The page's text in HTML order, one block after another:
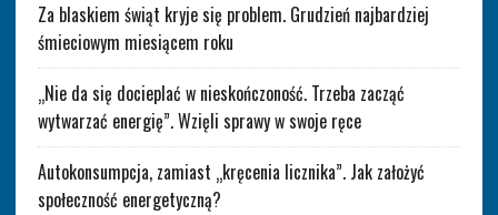
Za blaskiem świąt kryje się problem. Grudzień najbardziej
śmieciowym miesiącem roku
„Nie da się docieplać w nieskończoność. Trzeba zacząć
wytwarzać energię”. Wzięli sprawy w swoje ręce
Autokonsumpcja, zamiast „kręcenia licznika”. Jak założyć
społeczność energetyczną?